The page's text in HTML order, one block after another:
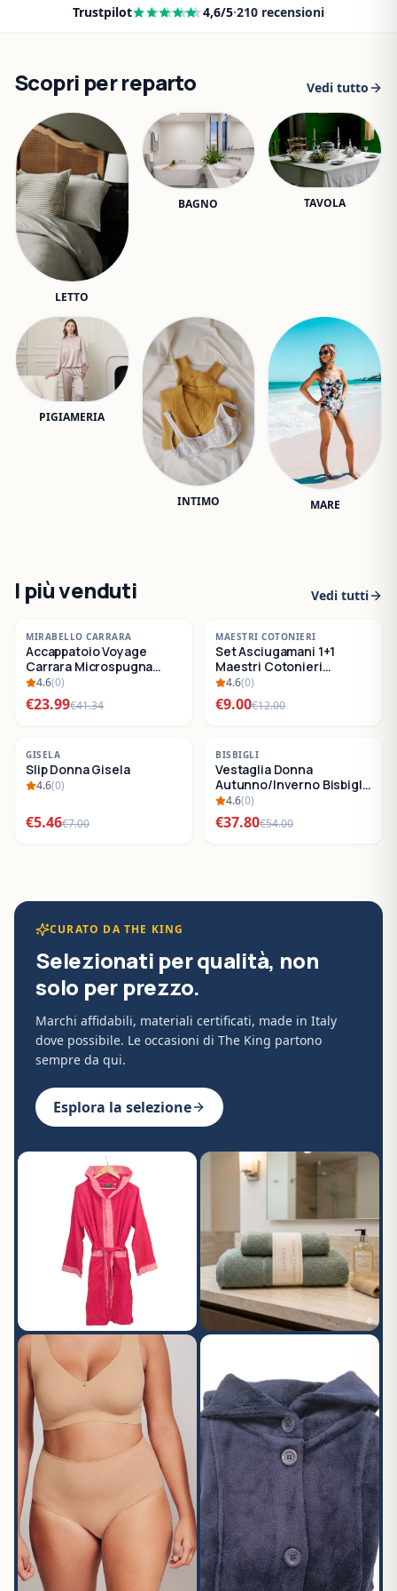
Trustpilot 4,6/5·210 recensioni
Scopri per reparto Vedi tutto
LETTO
BAGNO TAVOLA
PIGIAMERIA
INTIMO MARE
I più venduti Vedi tutti
-42%
SALDI
MIRABELLO CARRARA
Accappatoio Voyage
Carrara Microspugna
Cotone
4.6(0)
€23.99€41.34
-25%
SALDI
MAESTRI COTONIERI
Set Asciugamani 1+1
Maestri Cotonieri
Eternity Spugna di
Cotone
4.6(0)
€9.00€12.00
-22 %
SALDI
GISELA
Slip Donna Gisela
4.6(0)
€5.46€7.00
-30 %
SALDI
BISBIGLI
Vestaglia Donna
Autunno/Inverno Bisbigli
BO288632
4.6(0)
€37.80€54.00
CURATO DA THE KING
Selezionati per qualità, non
solo per prezzo.
Marchi affidabili, materiali certificati, made in Italy
dove possibile. Le occasioni di The King partono
sempre da qui.
Esplora la selezione